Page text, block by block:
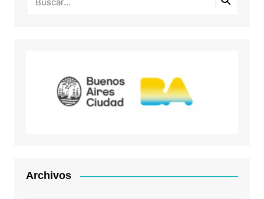
Archivos